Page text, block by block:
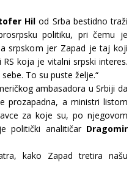
Hil od Srba bestidno traži
politiku, pri čemu je
srpskom jer Zapad je taj koji
koja je vitalni srpski interes.
To su puste želje.“
ambasadora u Srbiji da
prozapadna, a ministri listom
za koje su, po njegovom
politički analitičar Dragomir
kako Zapad tretira našu